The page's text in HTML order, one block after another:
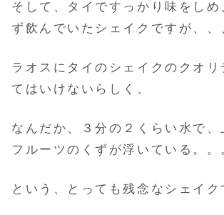
そして、タイですっかり味をしめ
ず飲んでいたシェイクですが、、
ラオスにタイのシェイクのクオリ
てはいけないらしく、
なんだか、３分の２くらい水で、
フルーツのくずが浮いている。。
という、とっても残念なシェイク